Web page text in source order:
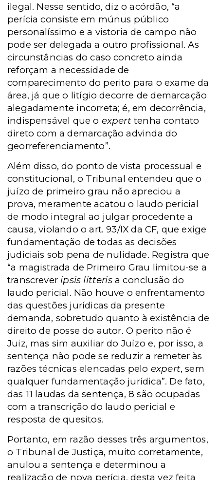
ilegal. Nesse sentido, diz o acórdão, “a
perícia consiste em múnus público
personalíssimo e a vistoria de campo não
pode ser delegada a outro profissional. As
circunstâncias do caso concreto ainda
reforçam a necessidade de
comparecimento do perito para o exame da
área, já que o litígio decorre de demarcação
alegadamente incorreta; é, em decorrência,
indispensável que o experttenha contato
direto com a demarcação advinda do
georreferenciamento”.
Além disso, do ponto de vista processual e
constitucional, o Tribunal entendeu que o
juízo de primeiro grau não apreciou a
prova, meramente acatou o laudo pericial
de modo integral ao julgar procedente a
causa, violando o art. 93/IX da CF, que exige
fundamentação de todas as decisões
judiciais sob pena de nulidade. Registra que
“a magistrada de Primeiro Grau limitou-se a
transcrever ipsis litterisa conclusão do
laudo pericial. Não houve o enfrentamento
das questões jurídicas da presente
demanda, sobretudo quanto à existência de
direito de posse do autor. O perito não é
Juiz, mas sim auxiliar do Juízo e, por isso, a
sentença não pode se reduzir a remeter às
razões técnicas elencadas pelo expert, sem
qualquer fundamentação jurídica”. De fato,
das 11 laudas da sentença, 8 são ocupadas
com a transcrição do laudo pericial e
resposta de quesitos.
Portanto, em razão desses três argumentos,
o Tribunal de Justiça, muito corretamente,
anulou a sentença e determinou a
realização de nova perícia, desta vez feita